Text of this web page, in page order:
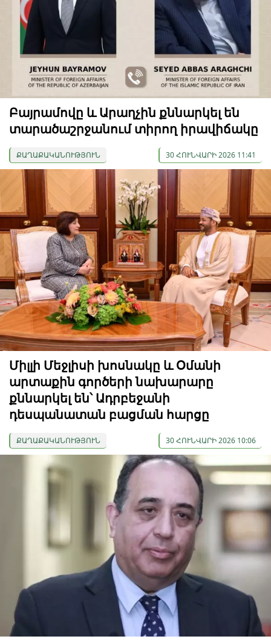
Բայրամովը և Արաղչին քննարկել են
տարածաշրջանում տիրող իրավիճակը
ՔԱՂԱՔԱԿԱՆՈՒԹՅՈՒՆ 30 ՀՈՒՆՎԱՐԻ 2026 11:41
Միլլի Մեջլիսի խոսնակը և Օմանի
արտաքին գործերի նախարարը
քննարկել են՝ Ադրբեջանի
դեսպանատան բացման հարցը
ՔԱՂԱՔԱԿԱՆՈՒԹՅՈՒՆ 30 ՀՈՒՆՎԱՐԻ 2026 10:06